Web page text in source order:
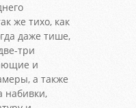
же тихо, как
даже тише,
три
и
а также
набивки,